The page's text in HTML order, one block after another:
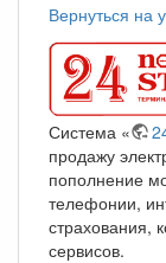
Вернуться на
Система «
продажу
пополнение
телефонии,
страхования,
сервисов.